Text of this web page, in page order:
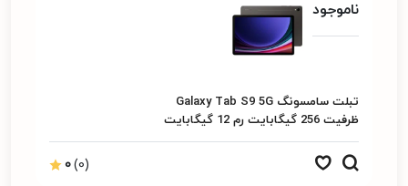
ناموجود
تبلت سامسونگ Galaxy Tab S9 5G
ظرفیت 256 گیگابایت رم 12 گیگابایت
0(0)